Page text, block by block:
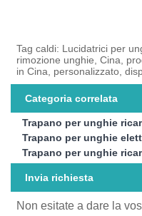
Tag caldi: Lucidatrici per
rimozione unghie, Cina,
in Cina, personalizzato,
Categoria correlata
Trapano per unghie
Trapano per unghie
Trapano per unghie
Invia richiesta
Non esitate a dare la